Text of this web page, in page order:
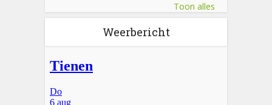
Toon alles
Weerbericht